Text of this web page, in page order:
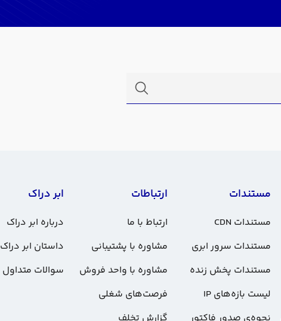
مستندات
مستندات CDN
مستندات سرور ابری
مستندات پخش زنده
لیست بازه‌های IP
ارتباطات
ارتباط با ما
مشاوره با پشتیبانی
مشاوره با واحد فروش
فرصت‌های شغلی
ابر دراک
درباره ابر دراک
داستان ابر دراک
سوالات متداول